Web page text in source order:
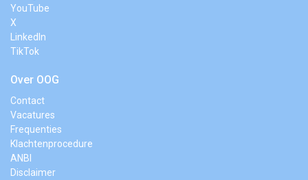
YouTube
X
LinkedIn
TikTok
Over OOG
Contact
Vacatures
Frequenties
Klachtenprocedure
ANBI
Disclaimer